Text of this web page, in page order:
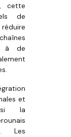
cette
de
à de
et
la
Les